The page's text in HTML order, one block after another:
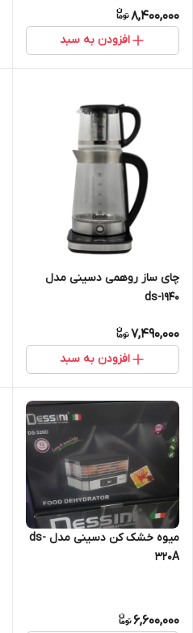
8,400,000
افزودن به سبد
چای ساز روهمی دسینی مدل
ds-1940
7,490,000
افزودن به سبد
میوه خشک کن دسینی مدل ds-
320A
6,600,000